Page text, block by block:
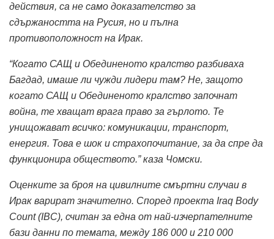
действия, са не само доказателство за
сдържаността на Русия, но и пълна
противоположност на Ирак.
“Когато САЩ и Обединеното кралство разбиваха
Багдад, имаше ли чужди лидери там? Не, защото
когато САЩ и Обединеното кралство започнат
война, те хващат врага право за гърлото. Те
унищожават всичко: комуникации, транспорт,
енергия. Това е шок и страхопочитание, за да спре да
функционира обществото.” каза Чомски.
Оценките за броя на цивилните смъртни случаи в
Ирак варират значително. Според проекта Iraq Body
Count (IBC), считан за една от най-изчерпателните
бази данни по темата, между 186 000 и 210 000